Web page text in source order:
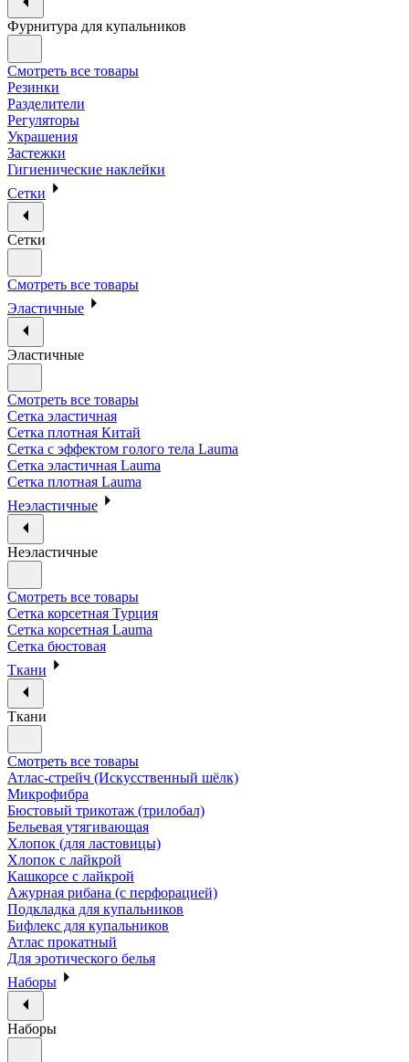
Фурнитура для купальников
Смотреть все товары
Резинки
Разделители
Регуляторы
Украшения
Застежки
Гигиенические наклейки
Сетки
Сетки
Смотреть все товары
Эластичные
Эластичные
Смотреть все товары
Сетка эластичная
Сетка плотная Китай
Сетка с эффектом голого тела Lauma
Сетка эластичная Lauma
Сетка плотная Lauma
Неэластичные
Неэластичные
Смотреть все товары
Сетка корсетная Турция
Сетка корсетная Lauma
Сетка бюстовая
Ткани
Ткани
Смотреть все товары
Атлас-стрейч (Искусственный шёлк)
Микрофибра
Бюстовый трикотаж (трилобал)
Бельевая утягивающая
Хлопок (для ластовицы)
Хлопок с лайкрой
Кашкорсе с лайкрой
Ажурная рибана (с перфорацией)
Подкладка для купальников
Бифлекс для купальников
Атлас прокатный
Для эротического белья
Наборы
Наборы